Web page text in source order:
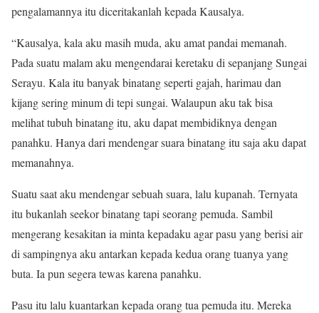
pengalamannya itu diceritakanlah kepada Kausalya.
“Kausalya, kala aku masih muda, aku amat pandai memanah.
Pada suatu malam aku mengendarai keretaku di sepanjang Sungai
Serayu. Kala itu banyak binatang seperti gajah, harimau dan
kijang sering minum di tepi sungai. Walaupun aku tak bisa
melihat tubuh binatang itu, aku dapat membidiknya dengan
panahku. Hanya dari mendengar suara binatang itu saja aku dapat
memanahnya.
Suatu saat aku mendengar sebuah suara, lalu kupanah. Ternyata
itu bukanlah seekor binatang tapi seorang pemuda. Sambil
mengerang kesakitan ia minta kepadaku agar pasu yang berisi air
di sampingnya aku antarkan kepada kedua orang tuanya yang
buta. Ia pun segera tewas karena panahku.
Pasu itu lalu kuantarkan kepada orang tua pemuda itu. Mereka